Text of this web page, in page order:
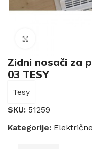
Zidni nosači za
03 TESY
Tesy
SKU: 51259
Kategorije: